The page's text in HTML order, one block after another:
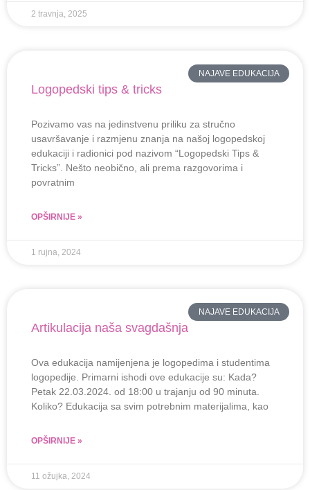
2 travnja, 2025
NAJAVE EDUKACIJA
Logopedski tips & tricks
Pozivamo vas na jedinstvenu priliku za stručno
usavršavanje i razmjenu znanja na našoj logopedskoj
edukaciji i radionici pod nazivom “Logopedski Tips &
Tricks”. Nešto neobično, ali prema razgovorima i
povratnim
OPŠIRNIJE »
1 rujna, 2024
NAJAVE EDUKACIJA
Artikulacija naša svagdašnja
Ova edukacija namijenjena je logopedima i studentima
logopedije. Primarni ishodi ove edukacije su: Kada?
Petak 22.03.2024. od 18:00 u trajanju od 90 minuta.
Koliko? Edukacija sa svim potrebnim materijalima, kao
OPŠIRNIJE »
11 ožujka, 2024